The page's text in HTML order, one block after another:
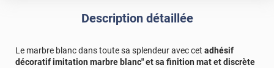
Description détaillée
Le marbre blanc dans toute sa splendeur avec cet adhésif
décoratif imitation marbre blanc" et sa finition mat et discrète